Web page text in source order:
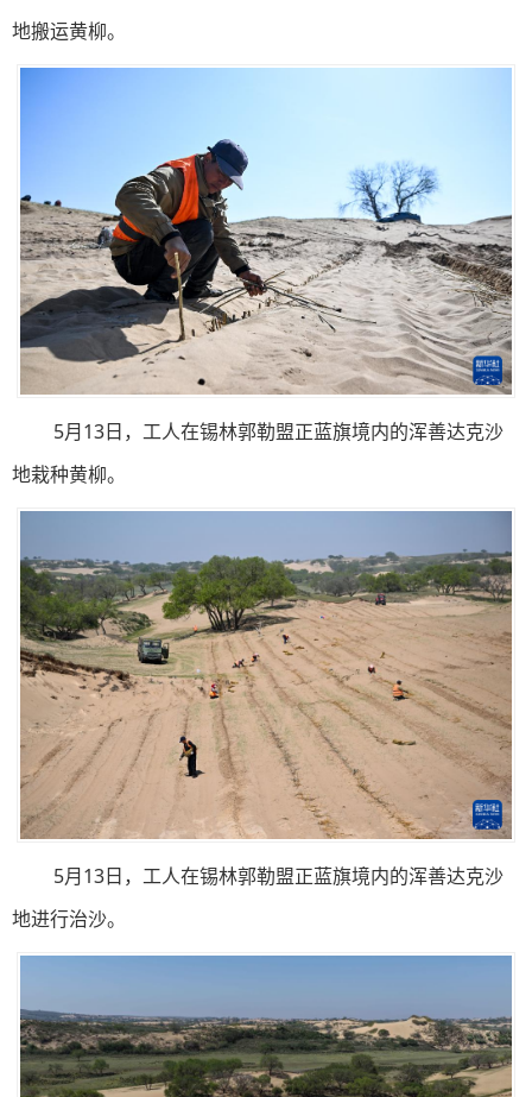
地搬运黄柳。
5月13日，工人在锡林郭勒盟正蓝旗境内的浑善达克沙
地栽种黄柳。
5月13日，工人在锡林郭勒盟正蓝旗境内的浑善达克沙
地进行治沙。